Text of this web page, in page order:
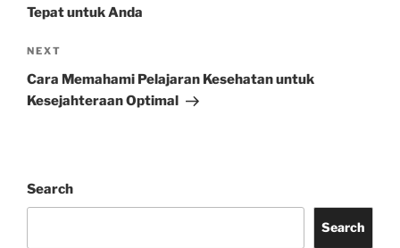
Tepat untuk Anda
Next
Post
NEXT
Cara Memahami Pelajaran Kesehatan untuk
Kesejahteraan Optimal
Search
Search